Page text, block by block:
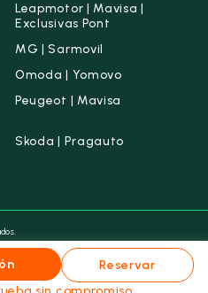
Reservar
Leapmotor | Mavisa |
Exclusivas Pont
MG | Sarmovil
Omoda | Yomovo
Peugeot | Mavisa
Skoda | Pragauto